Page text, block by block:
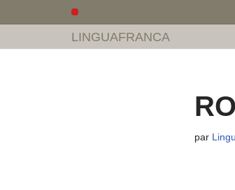
LINGUAFRANCA
par